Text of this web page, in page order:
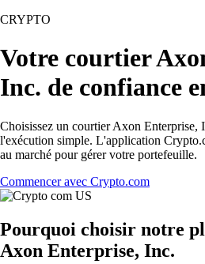
CRYPTO
Votre courtier
Inc. de confiance
Choisissez un courtier Axon Enterprise,
l'exécution simple. L'application
au marché pour gérer votre portefeuille.
Commencer avec Crypto.com
Pourquoi choisir notre
Axon Enterprise, Inc.